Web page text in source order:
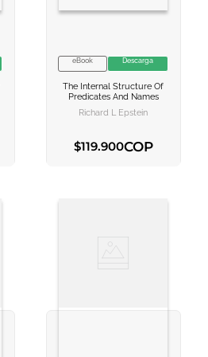
VER INFORMACION
AGREGAR AL
eBook Descarga
The Internal Structure Of
Predicates And Names
Richard L Epstein
$119.900COP